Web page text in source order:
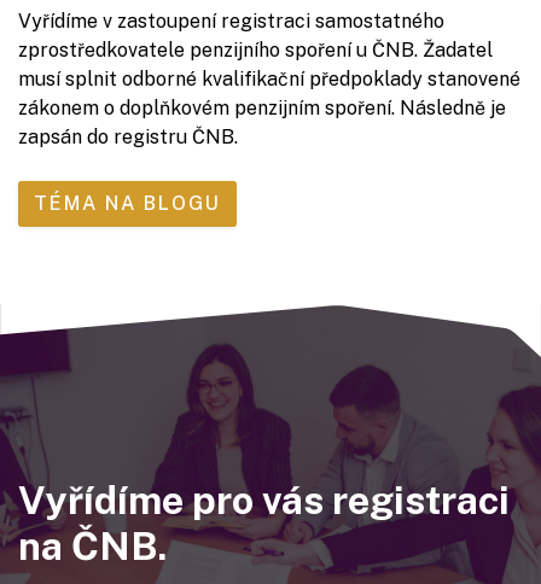
Vyřídíme v zastoupení registraci samostatného
zprostředkovatele penzijního spoření u ČNB. Žadatel
musí splnit odborné kvalifikační předpoklady stanovené
zákonem o doplňkovém penzijním spoření. Následně je
zapsán do registru ČNB.
TÉMA NA BLOGU
Vyřídíme pro vás registraci
na ČNB.